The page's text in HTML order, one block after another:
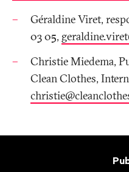
Géraldine Viret,
03 05,
Christie Miedema,
Clean Clothes,